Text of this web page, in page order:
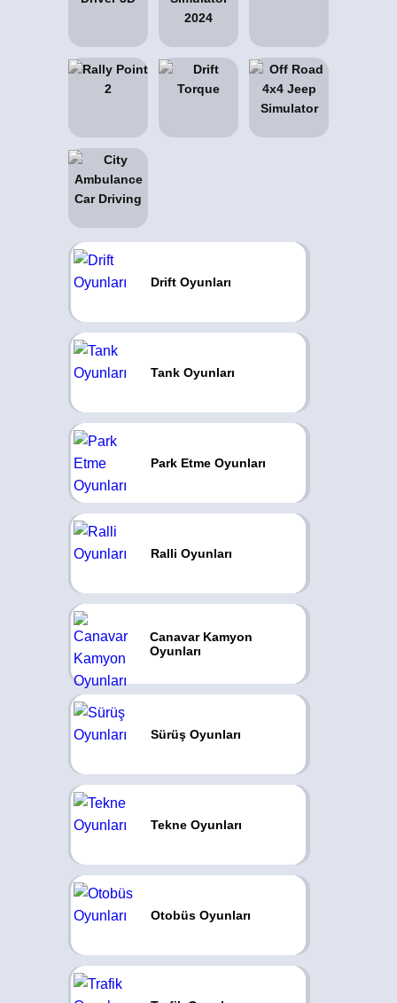
Drift Oyunları
Tank Oyunları
Park Etme Oyunları
Ralli Oyunları
Canavar Kamyon
Oyunları
Sürüş Oyunları
Tekne Oyunları
Otobüs Oyunları